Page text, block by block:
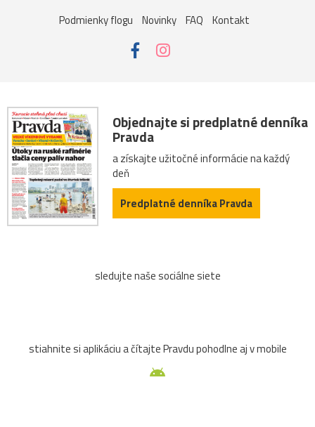
Podmienky flogu Novinky FAQ Kontakt
Objednajte si predplatné denníka
Pravda
a získajte užitočné informácie na každý
deň
Predplatné denníka Pravda
sledujte naše sociálne siete
stiahnite si aplikáciu a čítajte Pravdu pohodlne aj v mobile